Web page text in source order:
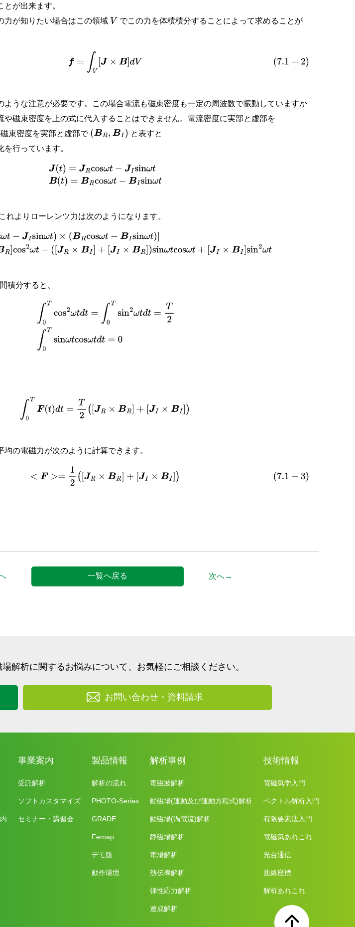
が出来ます。
力が知りたい場合はこの領域 V
でこの力を体積積分することによって求めることが
( 7.1 2 = ∫V[J ×B]dV
ような注意が必要です。この場合電流も磁束密度も一定の周波数で振動していますか
や磁束密度を上の式に代入することはできません。電流密度に実部と虚部を
束密度を実部と虚部で (BR,B I)
と表すと
行っています。
Rcosωt− JIsinωtB(t =BRcosωt−
れよりローレンツ力は次のようになります。
)×(BR cosωt−BIsinωt)]=[JR×BR ]cos2ωt−([JR×
積分すると、
cos 2ω =∫ Tsin dt =T 2∫ T sin ωt ω
∫ 0T dt= T2 ([J BR +[ I B I])
の電磁力が次のように計算できます。
7.1− 3)< F>=1 2([ R×B R +[ JI× BI
一覧へ戻る 次へ→
場解析に関するお悩みについて、 お気軽にご相談ください。
お問い合わせ・資料請求
事業案内
受託解析
ソフトカスタマイズ
セミナー・講習会
製品情報
解析の流れ
PHOTO-Series
GRADE
Femap
デモ版
動作環境
解析事例
電磁波解析
動磁場(運動及び運動方程式)解析
動磁場(渦電流)解析
静磁場解析
電場解析
熱伝導解析
弾性応力解析
連成解析
技術情報
電磁気学入門
ベクトル解析入門
有限要素法入門
電磁気あれこれ
光台通信
曲線座標
解析あれこれ